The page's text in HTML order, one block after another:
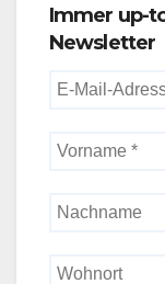
Immer up-
Newsletter